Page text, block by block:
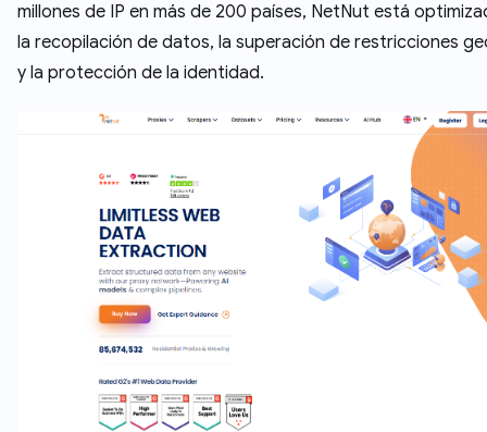
millones de IP en más de 200 países, NetNut está
la recopilación de datos, la superación de restricciones
y la protección de la identidad.